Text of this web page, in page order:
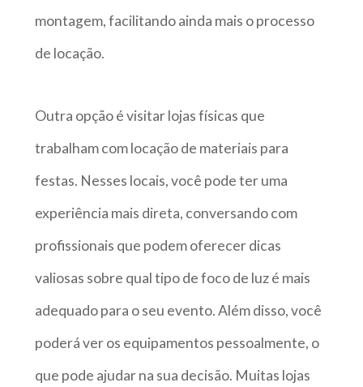
montagem, facilitando ainda mais o processo
de locação.
Outra opção é visitar lojas físicas que
trabalham com locação de materiais para
festas. Nesses locais, você pode ter uma
experiência mais direta, conversando com
profissionais que podem oferecer dicas
valiosas sobre qual tipo de foco de luz é mais
adequado para o seu evento. Além disso, você
poderá ver os equipamentos pessoalmente, o
que pode ajudar na sua decisão. Muitas lojas